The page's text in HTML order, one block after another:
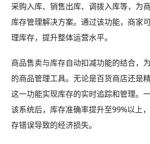
采购入库、销售出库、调拨入库等，为
库存管理解决方案。通过该功能，商家
理库存，提升整体运营水平。
商品售卖与库存自动扣减功能的结合，
的商品管理工具。无论是百货商店还是
这一功能实现库存的实时追踪和管理。
该系统后，库存准确率提升至99%以上
存错误导致的经济损失。